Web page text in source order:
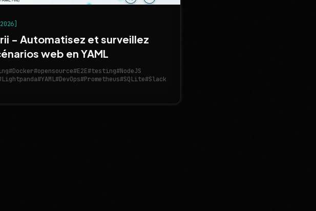
- Automatisez et surveillez
web en YAML
#Docker#opensource#E2E#testing#NodeJS
#YAML#DevOps#Prometheus#SQLite#Slack